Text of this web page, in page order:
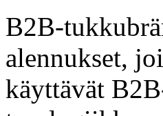
B2B-
alennukset,
käyttävät